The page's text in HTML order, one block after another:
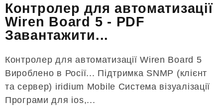
Контролер для автоматизації
Wiren Board 5 - PDF
Завантажити...
Контролер для автоматизації Wiren Board 5
Вироблено в Росії... Підтримка SNMP (клієнт
та сервер) iridium Mobile Система візуалізації
Програми для ios,...